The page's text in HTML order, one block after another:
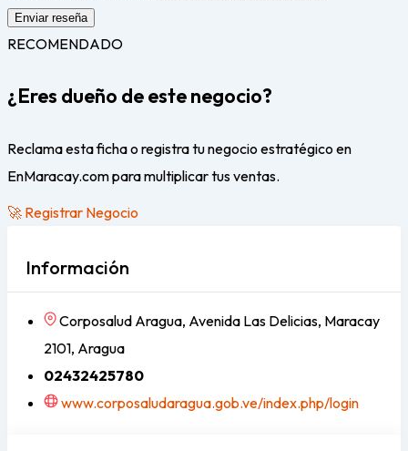
RECOMENDADO
¿Eres dueño de este negocio?
Reclama esta ficha o registra tu negocio estratégico en
EnMaracay.com para multiplicar tus ventas.
🚀 Registrar Negocio
Información
Corposalud Aragua, Avenida Las Delicias, Maracay
2101, Aragua
02432425780
www.corposaludaragua.gob.ve/index.php/login